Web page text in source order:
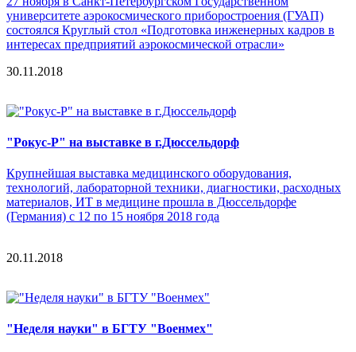
университете аэрокосмического приборостроения (ГУАП)
состоялся Круглый стол «Подготовка инженерных кадров в
интересах предприятий аэрокосмической отрасли»
30.11.2018
"Рокус-Р" на выставке в г.Дюссельдорф
Крупнейшая выставка медицинского оборудования,
технологий, лабораторной техники, диагностики, расходных
материалов, ИТ в медицине прошла в Дюссельдорфе
(Германия) с 12 по 15 ноября 2018 года
20.11.2018
"Неделя науки" в БГТУ "Военмех"